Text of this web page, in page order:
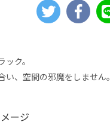
ク。
、空間の邪魔をしません。
ージ